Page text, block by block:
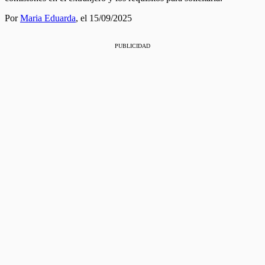
PorMaria Eduarda, el 15/09/2025
PUBLICIDAD